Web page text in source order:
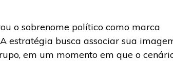
o sobrenome político como marca
estratégia busca associar sua
em um momento em que o